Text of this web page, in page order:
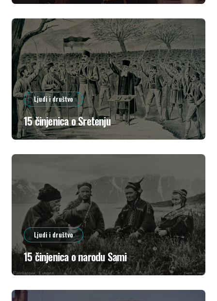
Ljudi i društvo
15 činjenica o Sretenju
Ljudi i društvo
15 činjenica o narodu Sami